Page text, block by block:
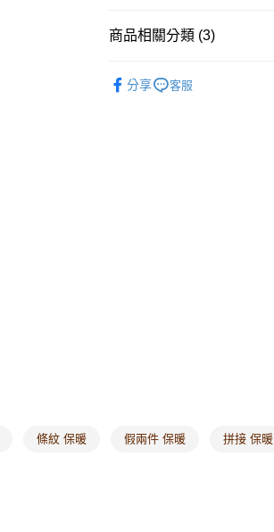
全家取貨付款
付款後全家取貨
付款後門市自取
商品相關分類 (3)
分享 客服
條紋 保暖 假兩件 保暖 拼接 保暖